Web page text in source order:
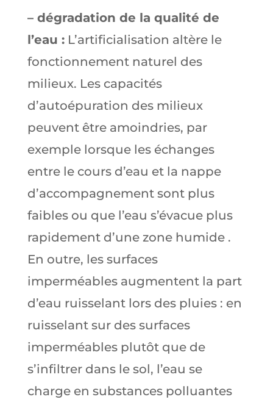
– dégradation de la qualité de
l’eau :L’artificialisation altère le
fonctionnement naturel des
milieux. Les capacités
d’autoépuration des milieux
peuvent être amoindries, par
exemple lorsque les échanges
entre le cours d’eau et la nappe
d’accompagnement sont plus
faibles ou que l’eau s’évacue plus
rapidement d’une zone humide .
En outre, les surfaces
imperméables augmentent la part
d’eau ruisselant lors des pluies : en
ruisselant sur des surfaces
imperméables plutôt que de
s’infiltrer dans le sol, l’eau se
charge en substances polluantes